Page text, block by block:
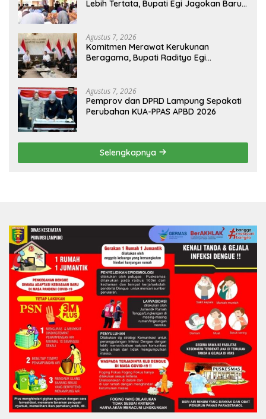
Lebih Tertata, Bupati Egi Jagokan Baru
Agustus 7, 2026
Komitmen Merawat Kerukunan
Beragama, Bupati Radityo Egi
Agustus 7, 2026
Pemprov dan DPRD Lampung Sepakati
Perubahan KUA-PPAS APBD 2026
Selengkapnya